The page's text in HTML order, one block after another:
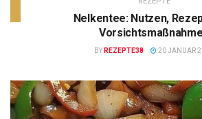
Nelkentee: Nutzen,
BY REZEPTE38 20 JANUAR